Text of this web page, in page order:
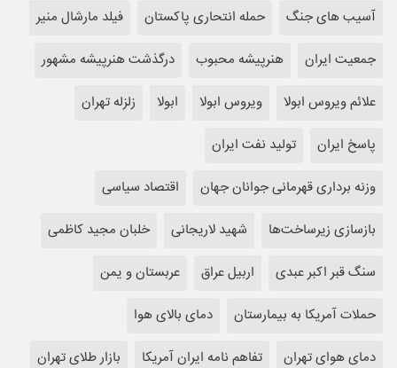
خلبان مجید کاظمی
سنگ قبر اکبر عبدی اربیل عراق
عربستان و یمن
حملات آمریکا به بیمارستان
دمای بالای هوا
دمای هوای تهران تفاهم نامه ایران آمریکا بازار طلای تهران
آسیب های جنگ حمله انتحاری پاکستان فیلد مارشال منیر
جمعیت ایران هنرپیشه محبوب درگذشت هنرپیشه مشهور
علائم ویروس ابولا ویروس ابولا ابولا زلزله تهران
پاسخ ایران
تولید نفت ایران
وزنه برداری قهرمانی جوانان جهان
اقتصاد سیاسی
بازسازی زیرساخت‌ها شهید لاریجانی